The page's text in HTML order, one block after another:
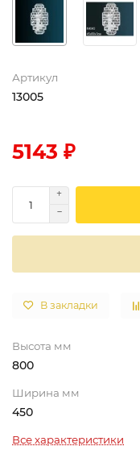
Артикул
13005
5143 ₽
В закладки
Высота мм
800
Ширина мм
450
Все характеристики